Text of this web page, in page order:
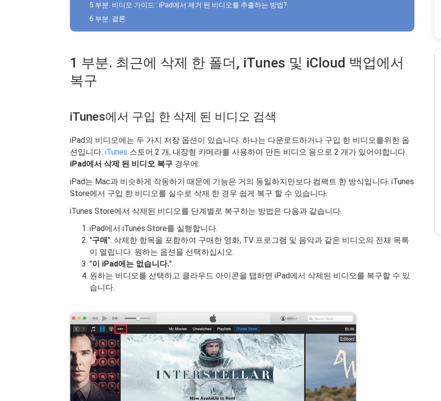
5 부분. 비디오 가이드 : iPad에서 제거 된 비디오를 추출하는 방법?
6 부분. 결론
1 부분. 최근에 삭제 한 폴더, iTunes 및 iCloud 백업에서
복구
iTunes에서 구입 한 삭제 된 비디오 검색
iPad의 비디오에는 두 가지 저장 옵션이 있습니다. 하나는 다운로드하거나 구입 한 비디오를위한 옵
션입니다. iTunes 스토어 2 개, 내장형 카메라를 사용하여 만든 비디오 용으로 2 개가 있어야합니다.
iPad에서 삭제 된 비디오 복구 경우에.
iPad는 Mac과 비슷하게 작동하기 때문에 기능은 거의 동일하지만보다 컴팩트 한 방식입니다. iTunes
Store에서 구입 한 비디오를 실수로 삭제 한 경우 쉽게 복구 할 수 있습니다.
iTunes Store에서 삭제된 비디오를 단계별로 복구하는 방법은 다음과 같습니다.
iPad에서 iTunes Store를 실행합니다.
"구매". 삭제한 항목을 포함하여 구매한 영화, TV 프로그램 및 음악과 같은 비디오의 전체 목록
이 열립니다. 원하는 옵션을 선택하십시오.
"이 iPad에는 없습니다.".
원하는 비디오를 선택하고 클라우드 아이콘을 탭하면 iPad에서 삭제된 비디오를 복구할 수 있
습니다.